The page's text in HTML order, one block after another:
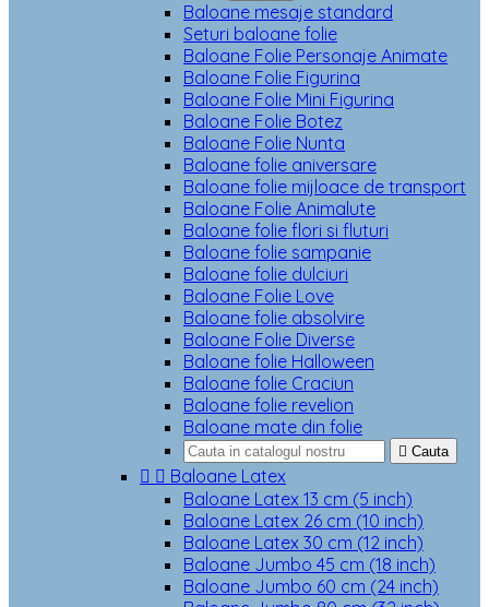
Baloane mesaje standard
Seturi baloane folie
Baloane Folie Personaje Animate
Baloane Folie Figurina
Baloane Folie Mini Figurina
Baloane Folie Botez
Baloane Folie Nunta
Baloane folie aniversare
Baloane folie mijloace de transport
Baloane Folie Animalute
Baloane folie flori si fluturi
Baloane folie sampanie
Baloane folie dulciuri
Baloane Folie Love
Baloane folie absolvire
Baloane Folie Diverse
Baloane folie Halloween
Baloane folie Craciun
Baloane folie revelion
Baloane mate din folie
 Cauta
  Baloane Latex
Baloane Latex 13 cm (5 inch)
Baloane Latex 26 cm (10 inch)
Baloane Latex 30 cm (12 inch)
Baloane Jumbo 45 cm (18 inch)
Baloane Jumbo 60 cm (24 inch)